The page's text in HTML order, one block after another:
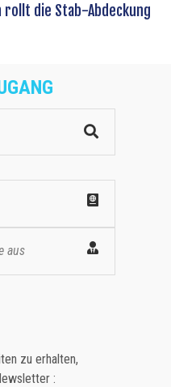
rollt die Stab-Abdeckung
aus
zu erhalten,
: